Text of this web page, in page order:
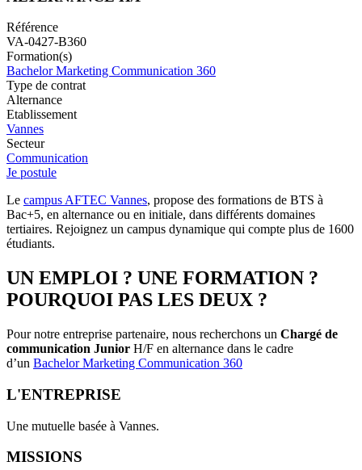
Référence
VA-0427-B360
Formation(s)
Bachelor Marketing Communication 360
Type de contrat
Alternance
Etablissement
Vannes
Secteur
Communication
Je postule
Le campus AFTEC Vannes, propose des formations de BTS à
Bac+5, en alternance ou en initiale, dans différents domaines
tertiaires. Rejoignez un campus dynamique qui compte plus de 1600
étudiants.
UN EMPLOI ? UNE FORMATION ?
POURQUOI PAS LES DEUX ?
Pour notre entreprise partenaire, nous recherchons un Chargé de
communication Junior H/F en alternance dans le cadre
d’un Bachelor Marketing Communication 360
L'ENTREPRISE
Une mutuelle basée à Vannes.
MISSIONS